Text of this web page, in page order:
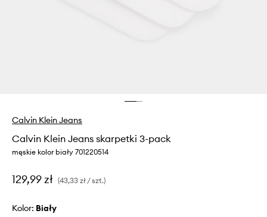
Calvin Klein Jeans
Calvin Klein Jeans skarpetki 3-pack
męskie kolor biały 701220514
129,99 zł (43,33 zł / szt.)
Kolor: biały